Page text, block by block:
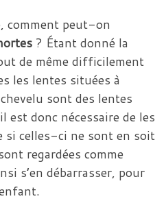
comment peut-on
? Étant donné la
de même difficilement
les lentes situées à
sont des lentes
donc nécessaire de les
si celles-ci ne sont en soit
regardées comme
s’en débarrasser, pour